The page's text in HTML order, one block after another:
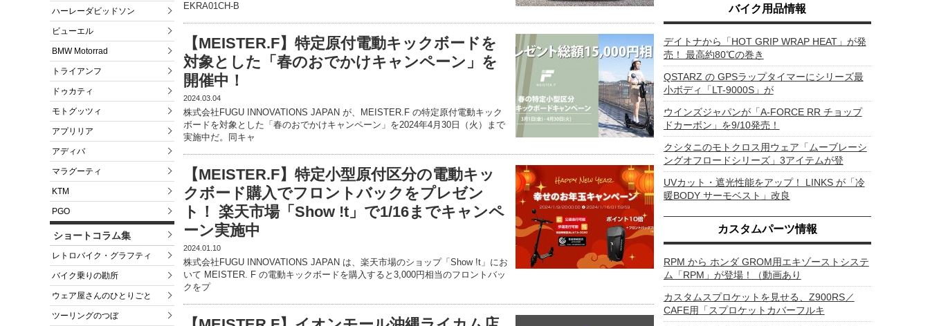
ハーレーダビッドソン
ビューエル
BMW Motorrad
トライアンフ
ドゥカティ
モトグッツィ
アプリリア
アディバ
マラグーティ
KTM
PGO
ショートコラム集
レトロバイク・グラフティ
バイク乗りの勘所
ウェア屋さんのひとりごと
ツーリングのつぼ
EKRA01CH-B
【MEISTER.F】特定原付電動キックボードを
対象とした「春のおでかけキャンペーン」を
開催中！
2024.03.04
株式会社FUGU INNOVATIONS JAPAN が、MEISTER.F の特定原付電動キック
ボードを対象とした「春のおでかけキャンペーン」を2024年4月30日（火）まで
実施中だ。同キャ
【MEISTER.F】特定小型原付区分の電動キッ
クボード購入でフロントバックをプレゼン
ト！ 楽天市場「Show !t」で1/16までキャンペ
ーン実施中
2024.01.10
株式会社FUGU INNOVATIONS JAPAN は、楽天市場のショップ「Show !t」にお
いて MEISTER. F の電動キックボードを購入すると3,000円相当のフロントバッ
クをプ
バイク用品情報
デイトナから「HOT GRIP WRAP HEAT」が発
売！ 最高約80℃の巻き
QSTARZ の GPSラップタイマーにシリーズ最
小ボディ「LT-9000S」が
ウインズジャパンが「A-FORCE RR チョップ
ドカーボン」を9/10発売！
クシタニのモトクロス用ウェア「ムーブレーシ
ングオフロードシリーズ」3アイテムが登
UVカット・遮光性能をアップ！ LINKS が「冷
暖BODY サーモベスト」改良
カスタムパーツ情報
RPM から ホンダ GROM用エキゾーストシステ
ム「RPM」が登場！（動画あり
カスタムスプロケットを見せる、Z900RS／
CAFE用「スプロケットカバーフルキ